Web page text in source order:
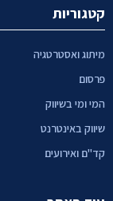
קטגוריות
מיתוג ואסטרטגיה
פרסום
המי ומי בשיווק
שיווק באינטרנט
קד"ם ואירועים